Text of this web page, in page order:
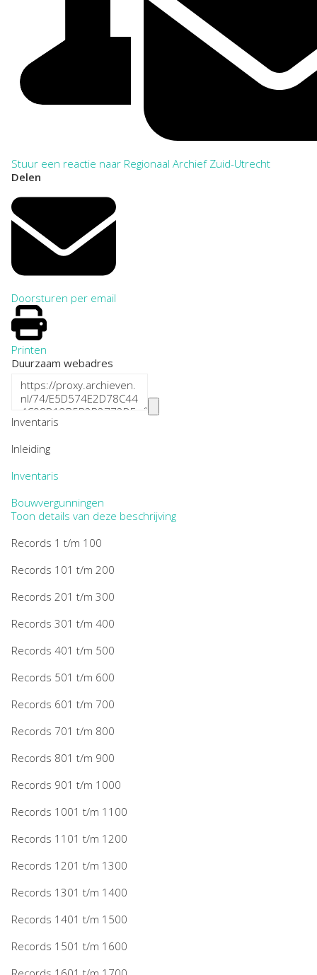
Stuur een reactie naar Regionaal Archief Zuid-Utrecht
Delen
Doorsturen per email
Printen
Duurzaam webadres
Inventaris
Inleiding
Inventaris
Bouwvergunningen
Toon details van deze beschrijving
Records 1 t/m 100
Records 101 t/m 200
Records 201 t/m 300
Records 301 t/m 400
Records 401 t/m 500
Records 501 t/m 600
Records 601 t/m 700
Records 701 t/m 800
Records 801 t/m 900
Records 901 t/m 1000
Records 1001 t/m 1100
Records 1101 t/m 1200
Records 1201 t/m 1300
Records 1301 t/m 1400
Records 1401 t/m 1500
Records 1501 t/m 1600